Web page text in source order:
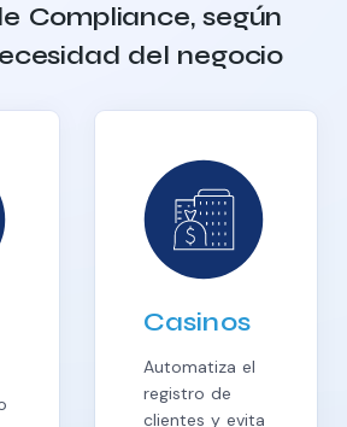
Compliance, según
del negocio
Fondos
de
Inversión